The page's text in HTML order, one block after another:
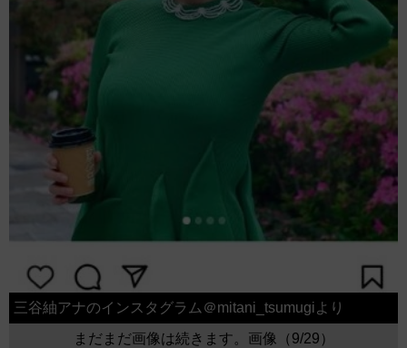
三谷紬アナのインスタグラム＠mitani_tsumugiより
まだまだ画像は続きます。画像（9/29）